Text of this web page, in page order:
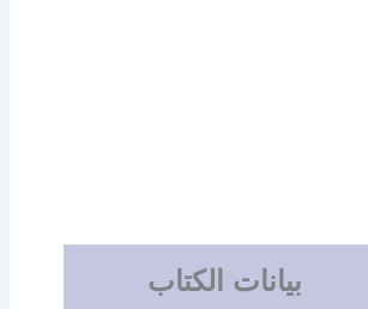
بيانات الكتاب